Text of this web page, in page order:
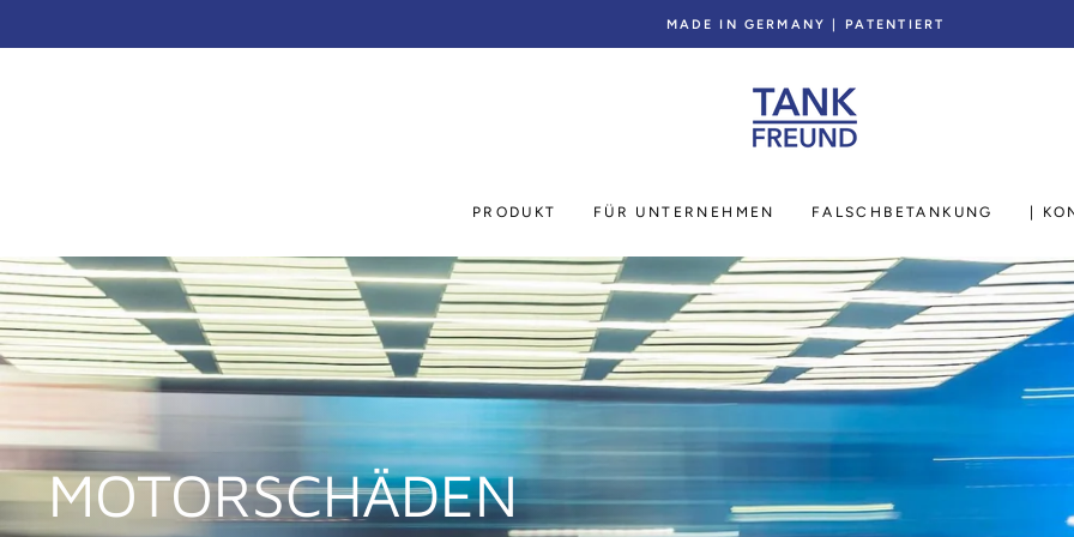
zum
MADE IN GERMANY | PATENTIERT
PRODUKT FÜR UNTERNEHMEN FALSCHBETANKUNG |
MOTORSCHÄDEN